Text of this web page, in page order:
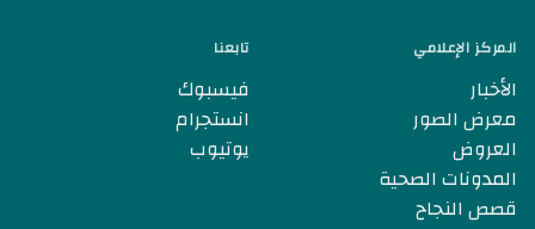
المركز الإعلامي
الأخبار
معرض الصور
العروض
المدونات الصحية
قصص النجاح
تابعنا
فيسبوك
انستجرام
يوتيوب